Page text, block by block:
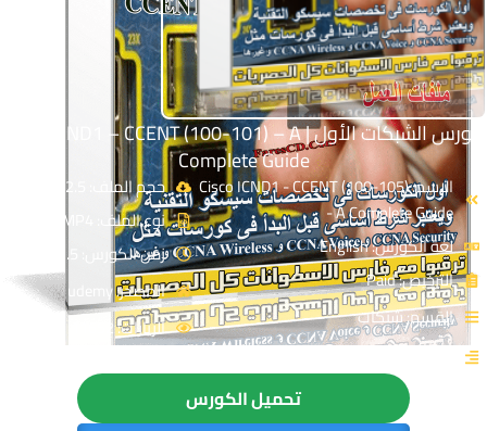
كورس الشبكات الأول | Cisco ICND1 – CCENT (100-101) – A
Complete Guide
الاسم: Cisco ICND1 - CCENT (100-105)
- A Complete Guide
لغة الكورس: English
الترخيص: Paid
القسم: شبكات
حجم الملف: 2.5 GB
نوع الملف: MP4
زمن الكورس: 11.5 Hours
المصدر: udemy
الزيارات: 11652
تحميل الكورس